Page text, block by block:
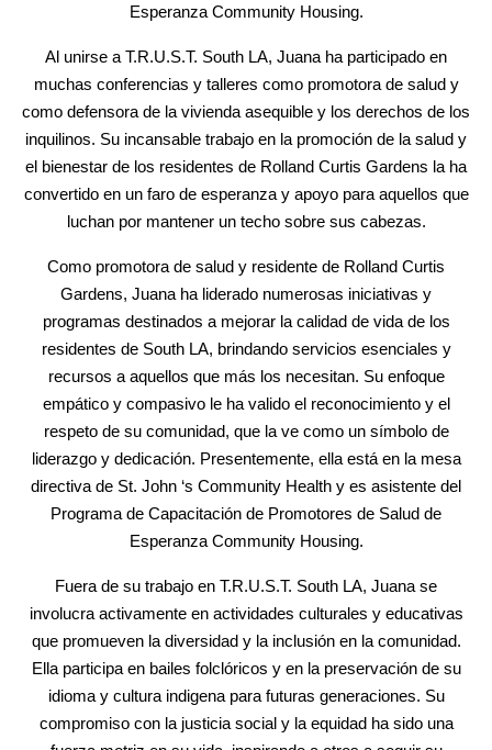
Esperanza Community Housing.
Al unirse a T.R.U.S.T. South LA, Juana ha participado en
muchas conferencias y talleres como promotora de salud y
como defensora de la vivienda asequible y los derechos de los
inquilinos. Su incansable trabajo en la promoción de la salud y
el bienestar de los residentes de Rolland Curtis Gardens la ha
convertido en un faro de esperanza y apoyo para aquellos que
luchan por mantener un techo sobre sus cabezas.
Como promotora de salud y residente de Rolland Curtis
Gardens, Juana ha liderado numerosas iniciativas y
programas destinados a mejorar la calidad de vida de los
residentes de South LA, brindando servicios esenciales y
recursos a aquellos que más los necesitan. Su enfoque
empático y compasivo le ha valido el reconocimiento y el
respeto de su comunidad, que la ve como un símbolo de
liderazgo y dedicación. Presentemente, ella está en la mesa
directiva de St. John ‘s Community Health y es asistente del
Programa de Capacitación de Promotores de Salud de
Esperanza Community Housing.
Fuera de su trabajo en T.R.U.S.T. South LA, Juana se
involucra activamente en actividades culturales y educativas
que promueven la diversidad y la inclusión en la comunidad.
Ella participa en bailes folclóricos y en la preservación de su
idioma y cultura indigena para futuras generaciones. Su
compromiso con la justicia social y la equidad ha sido una